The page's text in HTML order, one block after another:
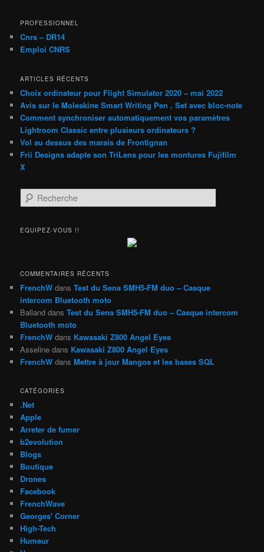
PROFESSIONNEL
Cnrs – DR14
Emploi CNRS
ARTICLES RÉCENTS
Choix ordinateur pour Flight Simulator 2020 – mai 2022
Avis sur le Moleskine Smart Writing Pen , Set avec bloc-note
Comment synchroniser automatiquement vos paramètres
Lightroom Classic entre plusieurs ordinateurs ?
Vol au dessus des marais de Frontignan
Frii Designs adapte son TriLens pour les montures Fujifilm
X
e
h
h
e
EQUIPEZ-VOUS !!
COMMENTAIRES RÉCENTS
FrenchW dansTest du Sena SMH5-FM duo – Casque
intercom Bluetooth moto
Balland dansTest du Sena SMH5-FM duo – Casque intercom
Bluetooth moto
FrenchW dans Kawasaki Z800 Angel Eyes
Asseline dans Kawasaki Z800 Angel Eyes
FrenchW dansMettre à jour Mangos et les bases SQL
CATÉGORIES
.Net
Apple
Arreter de fumer
b2evolution
Blogs
Boutique
Drones
Facebook
FrenchWave
Georges' Corner
High-Tech
Humeur